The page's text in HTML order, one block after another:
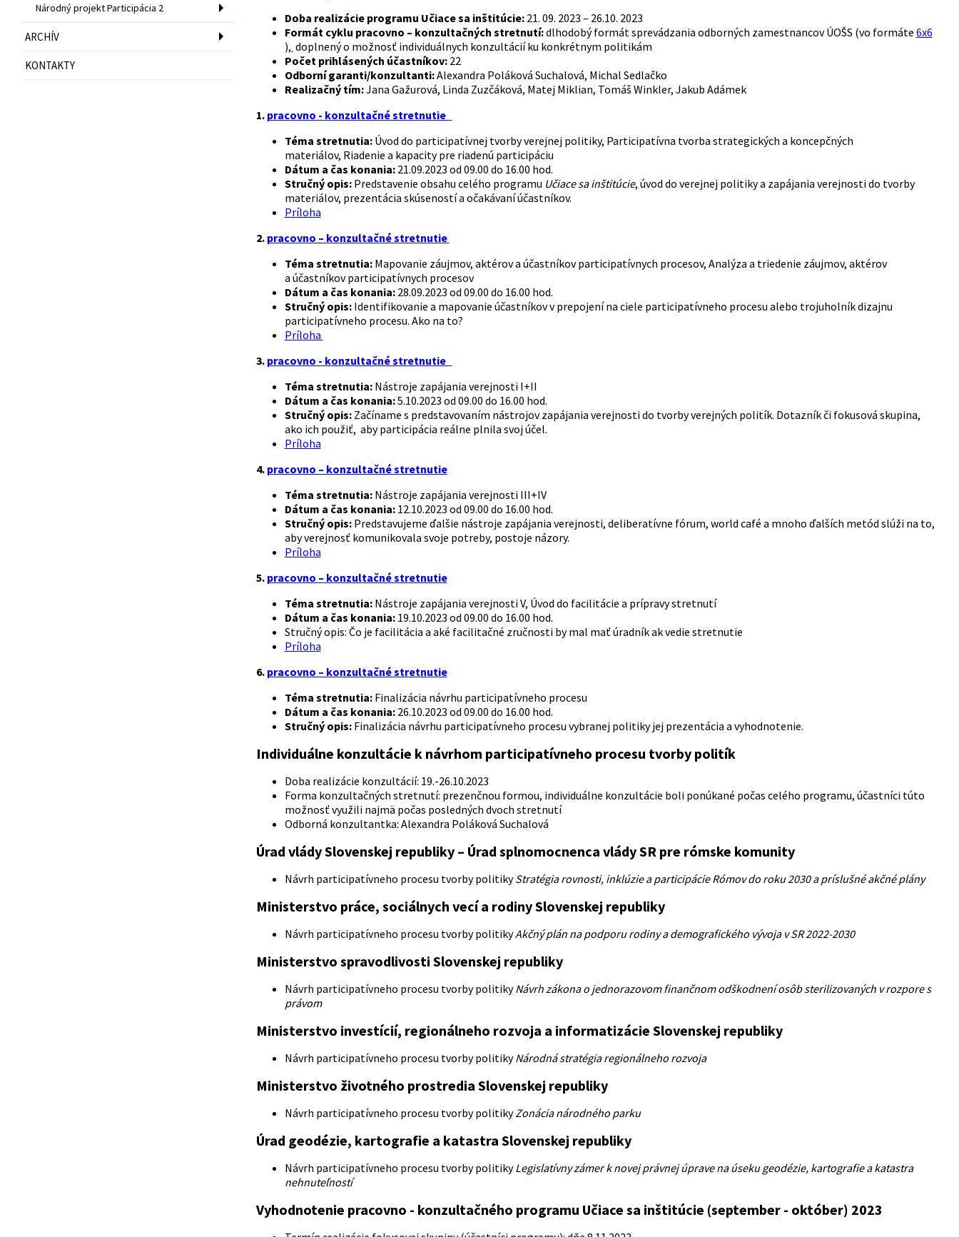
Národný projekt Participácia 2
ARCHÍV
KONTAKTY
Doba realizácie programu Učiace sa inštitúcie:21. 09. 2023 – 26.10. 2023
Formát cyklu pracovno – konzultačných stretnutí:dlhodobý formát sprevádzania odborných zamestnancov ÚOŠS (vo formáte 6x6
), doplnený o možnosť individuálnych konzultácií ku konkrétnym politikám
Počet prihlásených účastníkov:22
Odborní garanti/konzultanti:Alexandra Poláková Suchalová, Michal Sedlačko
Realizačný tím:Jana Gažurová, Linda Zuzčáková, Matej Miklian, Tomáš Winkler, Jakub Adámek
1. pracovno - konzultačné stretnutie
Téma stretnutia:Úvod do participatívnej tvorby verejnej politiky, Participatívna tvorba strategických a koncepčných
materiálov, Riadenie a kapacity pre riadenú participáciu
Dátum a čas konania:21.09.2023 od 09.00 do 16.00 hod.
Stručný opis:Predstavenie obsahu celého programu Učiace sa inštitúcie, úvod do verejnej politiky a zapájania verejnosti do tvorby
materiálov, prezentácia skúseností a očakávaní účastníkov.
Príloha
2. pracovno – konzultačné stretnutie
Téma stretnutia:Mapovanie záujmov, aktérov a účastníkov participatívnych procesov, Analýza a triedenie záujmov, aktérov
a účastníkov participatívnych procesov
Dátum a čas konania:28.09.2023 od 09.00 do 16.00 hod.
Stručný opis: Identifikovanie a mapovanie účastníkov v prepojení na ciele participatívneho procesu alebo trojuholník dizajnu
participatívneho procesu. Ako na to?
Príloha
3. pracovno - konzultačné stretnutie
Téma stretnutia:Nástroje zapájania verejnosti I+II
Dátum a čas konania:5.10.2023 od 09.00 do 16.00 hod.
Stručný opis: Začíname s predstavovaním nástrojov zapájania verejnosti do tvorby verejných politík. Dotazník či fokusová skupina,
ako ich použiť, aby participácia reálne plnila svoj účel.
Príloha
4. pracovno – konzultačné stretnutie
Téma stretnutia:Nástroje zapájania verejnosti III+IV
Dátum a čas konania:12.10.2023 od 09.00 do 16.00 hod.
Stručný opis: Predstavujeme ďalšie nástroje zapájania verejnosti, deliberatívne fórum, world café a mnoho ďalších metód slúži na to,
aby verejnosť komunikovala svoje potreby, postoje názory.
Príloha
5. pracovno – konzultačné stretnutie
Téma stretnutia:Nástroje zapájania verejnosti V, Úvod do facilitácie a prípravy stretnutí
Dátum a čas konania:19.10.2023 od 09.00 do 16.00 hod.
Stručný opis: Čo je facilitácia a aké facilitačné zručnosti by mal mať úradník ak vedie stretnutie
Príloha
6. pracovno – konzultačné stretnutie
Téma stretnutia:Finalizácia návrhu participatívneho procesu
Dátum a čas konania:26.10.2023 od 09.00 do 16.00 hod.
Stručný opis:Finalizácia návrhu participatívneho procesu vybranej politiky jej prezentácia a vyhodnotenie.
Individuálne konzultácie k návrhom participatívneho procesu tvorby politík
Doba realizácie konzultácií: 19.-26.10.2023
Forma konzultačných stretnutí: prezenčnou formou, individuálne konzultácie boli ponúkané počas celého programu, účastníci túto
možnosť využili najmä počas posledných dvoch stretnutí
Odborná konzultantka: Alexandra Poláková Suchalová
Úrad vlády Slovenskej republiky – Úrad splnomocnenca vlády SR pre rómske komunity
Návrh participatívneho procesu tvorby politikyStratégia rovnosti, inklúzie a participácie Rómov do roku 2030 a príslušné akčné plány
Ministerstvo práce, sociálnych vecí a rodiny Slovenskej republiky
Návrh participatívneho procesu tvorby politikyAkčný plán na podporu rodiny a demografického vývoja v SR 2022-2030
Ministerstvo spravodlivosti Slovenskej republiky
Návrh participatívneho procesu tvorby politikyNávrh zákona o jednorazovom finančnom odškodnení osôb sterilizovaných v rozpore s
právom
Ministerstvo investícií, regionálneho rozvoja a informatizácie Slovenskej republiky
Návrh participatívneho procesu tvorby politikyNárodná stratégia regionálneho rozvoja
Ministerstvo životného prostredia Slovenskej republiky
Návrh participatívneho procesu tvorby politikyZonácia národného parku
Úrad geodézie, kartografie a katastra Slovenskej republiky
Návrh participatívneho procesu tvorby politikyLegislatívny zámer k novej právnej úprave na úseku geodézie, kartografie a katastra
nehnuteľností
Vyhodnotenie pracovno - konzultačného programu Učiace sa inštitúcie (september - október) 2023